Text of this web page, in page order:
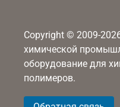
Copyright © 2009-
химической
оборудование для
полимеров.